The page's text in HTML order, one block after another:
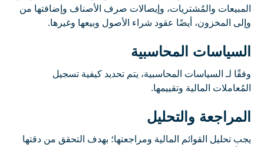
المبيعات والمُشتريات، وإيصالات صرف الأصناف وإضافتها من
وإلى المخزون، أيضًا عقود شراء الأصول وبيعها وغيرها.
السياسات المحاسبية
وفقًا لـ السياسات المحاسبية، يتم تحديد كيفية تسجيل
المُعاملات المالية وتقييمها.
المراجعة والتحليل
يجب تحليل القوائم المالية ومراجعتها؛ بهدف التحقق من دقتها